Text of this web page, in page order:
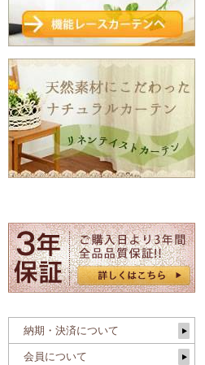
納期・決済について
会員について